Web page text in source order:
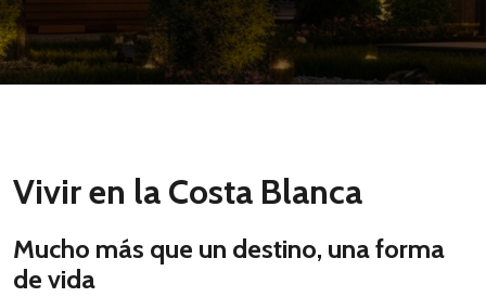
Vivir en la Costa Blanca
Mucho más que un destino, una forma
de vida